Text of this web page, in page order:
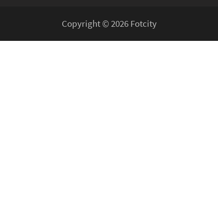
Copyright © 2026 Fotcity